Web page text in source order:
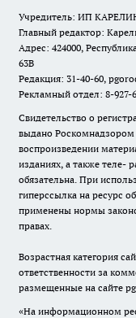
Учредитель: ИП
Главный редактор:
Адрес: 424000,
63В
Редакция: 31-40-60,
Рекламный отдел: 8-927-
Свидетельство о
выдано
воспроизведении
изданиях, а также теле-
обязательна. При
гиперссылка на ресурс
применены нормы
правах.
Возрастная категория
ответственности за
размещенные на сайте
«На информационном